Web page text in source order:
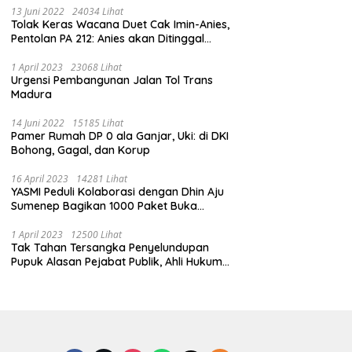
13 Juni 2022 24034 Lihat
Tolak Keras Wacana Duet Cak Imin-Anies,
Pentolan PA 212: Anies akan Ditinggal
1 April 2023 23068 Lihat
Urgensi Pembangunan Jalan Tol Trans
Madura
14 Juni 2022 15185 Lihat
Pamer Rumah DP 0 ala Ganjar, Uki: di DKI
Bohong, Gagal, dan Korup
16 April 2023 14281 Lihat
YASMI Peduli Kolaborasi dengan Dhin Aju
Sumenep Bagikan 1000 Paket Buka
1 April 2023 12500 Lihat
Tak Tahan Tersangka Penyelundupan
Pupuk Alasan Pejabat Publik, Ahli Hukum